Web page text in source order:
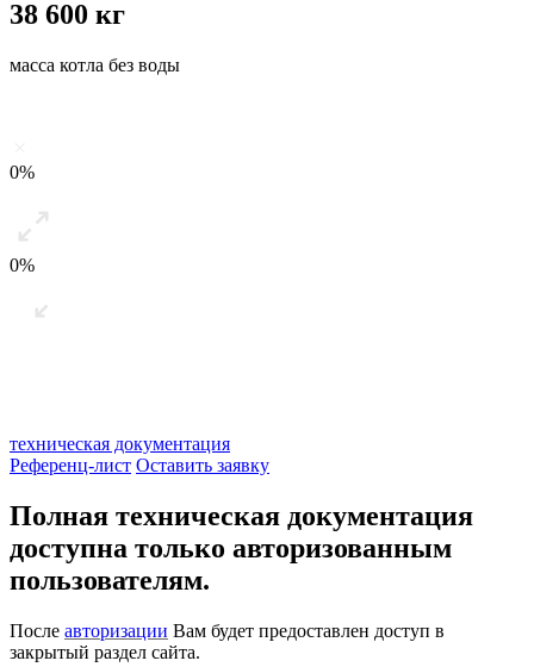
38 600 кг
масса котла без воды
0%
0%
техническая документация
Референц-лист Оставить заявку
Полная техническая документация
доступна только авторизованным
пользователям.
После авторизации Вам будет предоставлен доступ в
закрытый раздел сайта.